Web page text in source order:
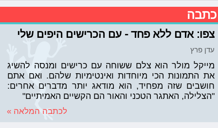
כתבה
צפו: אדם ללא פחד - עם הכרישים היפים שלי
עדן פרץ
מייקל מולר הוא צלם ששוחה עם כרישים ומנסה להשיג
את התמונות הכי מיוחדות ואינטימיות שלהם. ואם אתם
חושבים שזה מפחיד, הוא מודאג יותר מדברים אחרים:
"הצלילה, האתגר הטכני והאור הם הקשיים האמיתיים"
לכתבה המלאה »